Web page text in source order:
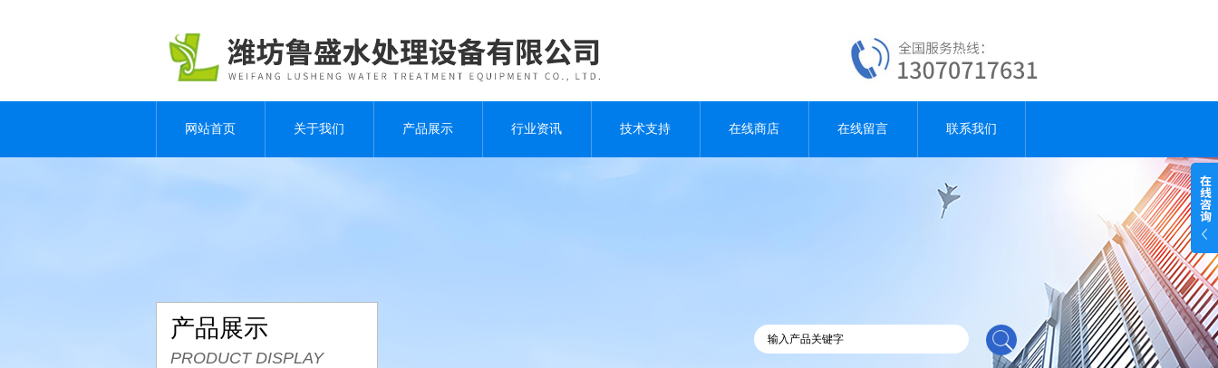
网站首页 关于我们 产品展示 行业资讯 技术支持 在线商店 在线留言 联系我们
产品展示
PRODUCT DISPLAY